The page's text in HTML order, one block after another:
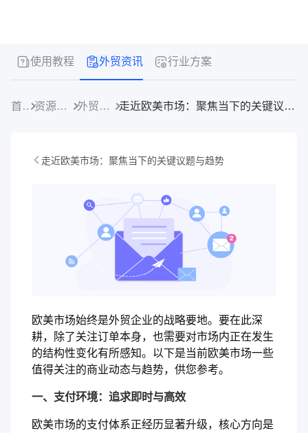
使用教程 外贸资讯 行业方案
首页 资源中心 外贸资讯 走近欧美市场：聚焦当下的关键议题与趋势
走近欧美市场：聚焦当下的关键议题与趋势
欧美市场始终是外贸企业的战略要地。要在此深
耕，除了关注订单本身，也需要对市场内正在发生
的结构性变化有所感知。以下是当前欧美市场一些
值得关注的商业动态与趋势，供您参考。
一、支付环境：追求即时与高效
欧美市场的支付体系正经历显著升级，核心方向是